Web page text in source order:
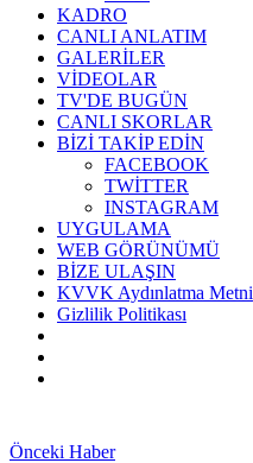
KADRO
CANLI ANLATIM
GALERİLER
VİDEOLAR
TV'DE BUGÜN
CANLI SKORLAR
BİZİ TAKİP EDİN
FACEBOOK
TWİTTER
INSTAGRAM
UYGULAMA
WEB GÖRÜNÜMÜ
BİZE ULAŞIN
KVVK Aydınlatma Metni
Gizlilik Politikası
Önceki Haber